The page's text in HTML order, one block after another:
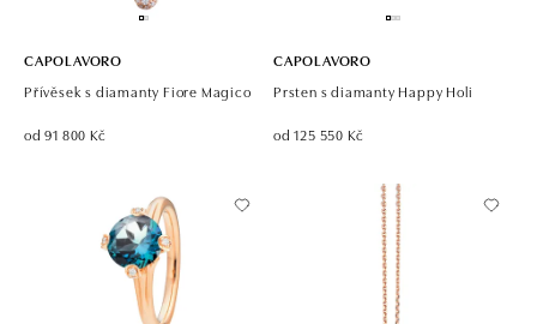
CAPOLAVORO
Přívěsek s diamanty Fiore Magico
od 91 800 Kč
CAPOLAVORO
Prsten s diamanty Happy Holi
od 125 550 Kč